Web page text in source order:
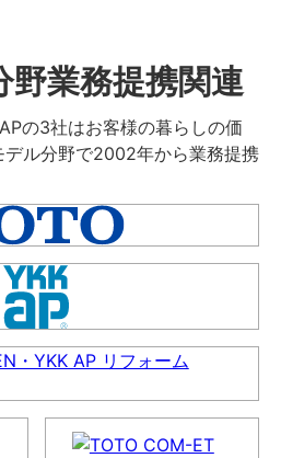
野業務提携関連
の3社はお客様の暮らしの価
ル分野で2002年から業務提携